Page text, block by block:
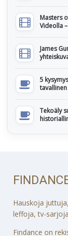
Masters
Videolla
James
5
Tekoäly
Hauskoja
leffoja, tv-
Findance on